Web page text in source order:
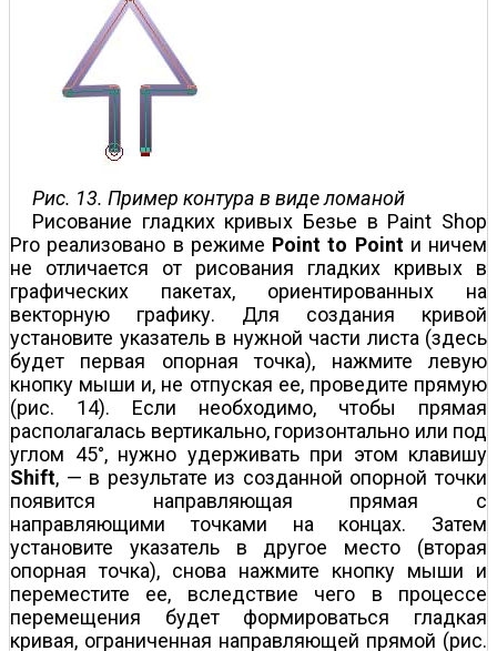
Рис. 13. Пример контура в виде ломаной
Рисование гладких кривых Безье в Paint Shop
Pro реализовано в режиме Point to Рoint и ничем
не отличается от рисования гладких кривых в
графических пакетах, ориентированных на
векторную графику. Для создания кривой
установите указатель в нужной части листа (здесь
будет первая опорная точка), нажмите левую
кнопку мыши и, не отпуская ее, проведите прямую
(рис. 14). Если необходимо, чтобы прямая
располагалась вертикально, горизонтально или под
углом 45°, нужно удерживать при этом клавишу
Shift, — в результате из созданной опорной точки
появится направляющая прямая с
направляющими точками на концах. Затем
установите указатель в другое место (вторая
опорная точка), снова нажмите кнопку мыши и
переместите ее, вследствие чего в процессе
перемещения будет формироваться гладкая
кривая, ограниченная направляющей прямой (рис.